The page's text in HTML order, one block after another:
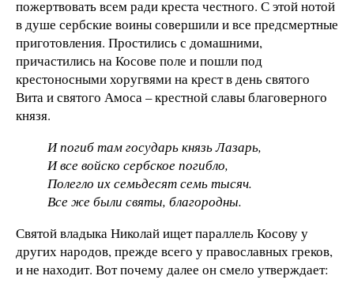
пожертвовать всем ради креста честного. С этой нотой
в душе сербские воины совершили и все предсмертные
приготовления. Простились с домашними,
причастились на Косове поле и пошли под
крестоносными хоругвями на крест в день святого
Вита и святого Амоса – крестной славы благоверного
князя.
И погиб там государь князь Лазарь,
И все войско сербское погибло,
Полегло их семьдесят семь тысяч.
Все же были святы, благородны.
Святой владыка Николай ищет параллель Косову у
других народов, прежде всего у православных греков,
и не находит. Вот почему далее он смело утверждает: